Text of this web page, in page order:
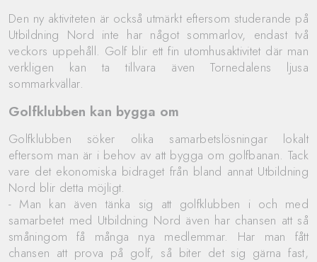
Den ny aktiviteten är också utmärkt eftersom studerande på
Utbildning Nord inte har något sommarlov, endast två
veckors uppehåll. Golf blir ett fin utomhusaktivitet där man
verkligen kan ta tillvara även Tornedalens ljusa
sommarkvällar.
Golfklubben kan bygga om
Golfklubben söker olika samarbetslösningar lokalt
eftersom man är i behov av att bygga om golfbanan. Tack
vare det ekonomiska bidraget från bland annat Utbildning
Nord blir detta möjligt.
- Man kan även tänka sig att golfklubben i och med
samarbetet med Utbildning Nord även har chansen att så
småningom få många nya medlemmar. Har man fått
chansen att prova på golf, så biter det sig gärna fast,